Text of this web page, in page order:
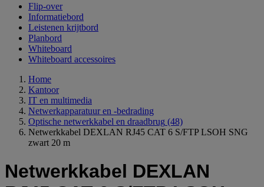
Flip-over
Informatiebord
Leistenen krijtbord
Planbord
Whiteboard
Whiteboard accessoires
Home
Kantoor
IT en multimedia
Netwerkapparatuur en -bedrading
Optische netwerkkabel en draadbrug (48)
Netwerkkabel DEXLAN RJ45 CAT 6 S/FTP LSOH SNG
zwart 20 m
Netwerkkabel DEXLAN